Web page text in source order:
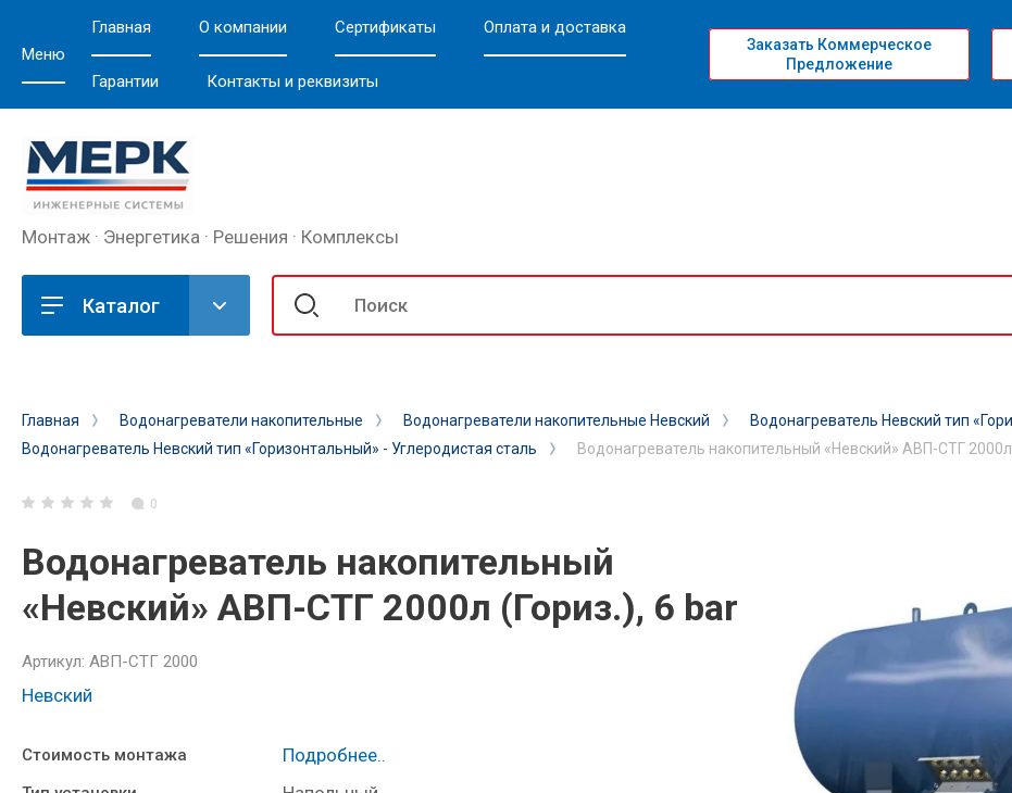
Меню
Главная О компании Сертификаты Оплата и доставка
Гарантии Контакты и реквизиты
Заказать Коммерческое
Предложение
Монтаж · Энергетика · Решения · Комплексы
Каталог
Главная Водонагреватели накопительные Водонагреватели накопительные Невский
Водонагреватель Невский тип
Водонагреватель Невский тип «Горизонтальный» - Углеродистая сталь
Водонагреватель накопительный «Невский» АВП-СТГ 2000л
0
Водонагреватель накопительный
«Невский» АВП-СТГ 2000л (Гориз.), 6 bar
Артикул: АВП-СТГ 2000
Невский
Стоимость монтажа Подробнее..